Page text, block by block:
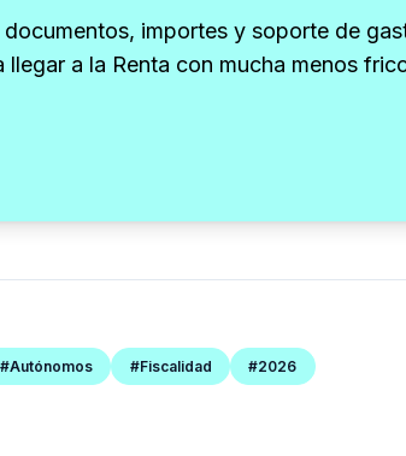
importes y soporte de
a la Renta con mucha menos
#Autónomos #Fiscalidad #2026